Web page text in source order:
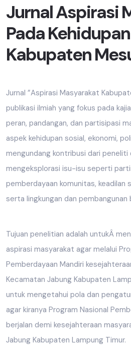
Jurnal Aspirasi
Pada
Kabupaten
Jurnal ”Aspirasi Masyarakat
publikasi ilmiah yang fokus pada
peran, pandangan, dan partisipasi
aspek kehidupan sosial, ekonomi,
mengundang kontribusi dari peneliti
mengeksplorasi isu-isu seperti
pemberdayaan komunitas, keadilan
serta lingkungan dan pembangunan
Tujuan penelitian adalah untukÂ
aspirasi masyarakat agar melalui
Pemberdayaan Mandiri
Kecamatan Jabung Kabupaten
untuk mengetahui pola dan
agar kiranya Program Nasional
berjalan demi kesejahteraan
Jabung Kabupaten Lampung Timur.